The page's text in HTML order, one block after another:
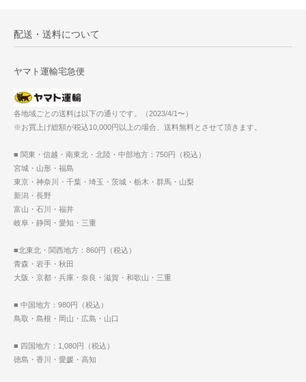
配送・送料について
ヤマト運輸宅急便
各地域ごとの送料は以下の通りです。（2023/4/1〜）
※お買上げ総額が税込10,000円以上の場合、送料無料とさせて頂きます。
■ 関東・信越・南東北・北陸・中部地方：750円（税込）
宮城・山形・福島
東京・神奈川・千葉・埼玉・茨城・栃木・群馬・山梨
新潟・長野
富山・石川・福井
岐阜・静岡・愛知・三重
■北東北・関西地方：860円（税込）
青森・岩手・秋田
大阪・京都・兵庫・奈良・滋賀・和歌山・三重
■ 中国地方：980円（税込）
鳥取・島根・岡山・広島・山口
■ 四国地方：1,080円（税込）
徳島・香川・愛媛・高知